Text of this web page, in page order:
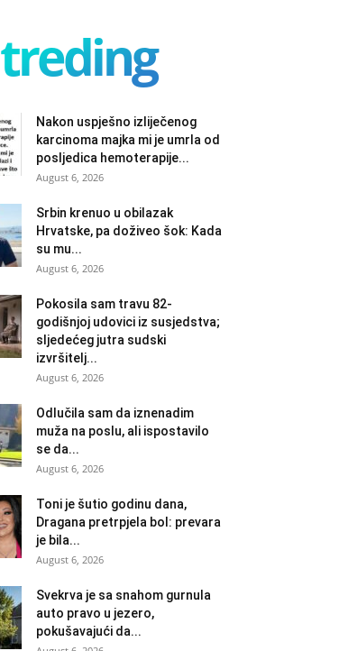
treding
Nakon uspješno izliječenog
karcinoma majka mi je umrla od
posljedica hemoterapije...
August 6, 2026
Srbin krenuo u obilazak
Hrvatske, pa doživeo šok: Kada
su mu...
August 6, 2026
Pokosila sam travu 82-
godišnjoj udovici iz susjedstva;
sljedećeg jutra sudski
izvršitelj...
August 6, 2026
Odlučila sam da iznenadim
muža na poslu, ali ispostavilo
se da...
August 6, 2026
Toni je šutio godinu dana,
Dragana pretrpjela bol: prevara
je bila...
August 6, 2026
Svekrva je sa snahom gurnula
auto pravo u jezero,
pokušavajući da...